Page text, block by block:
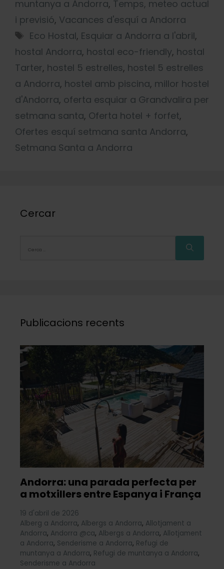
muntanya a Andorra, Temps, meteo actual
i previsió, Vacances d'esquí a Andorra
Eco Hostal, Esquiar a Andorra a l'abril,
hostal Andorra, hostal eco-friendly, hostal
Tarter, hostel 5 estrelles, hostel 5 estrelles
a Andorra, hostel amb piscina, millor hostel
d'Andorra, oferta esquiar a Grandvalira per
setmana santa, Oferta hotel + forfet,
Ofertes esquí setmana santa Andorra,
Setmana Santa a Andorra
Cercar
Publicacions recents
Andorra: una parada perfecta per
a motxillers entre Espanya i França
19 d'abril de 2026
Alberg a Andorra, Albergs a Andorra, Allotjament a
Andorra, Andorra @ca, Albergs a Andorra, Allotjament
a Andorra, Senderisme a Andorra, Refugi de
muntanya a Andorra, Refugi de muntanya a Andorra,
Senderisme a Andorra